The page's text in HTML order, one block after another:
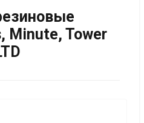
Minute, Tower